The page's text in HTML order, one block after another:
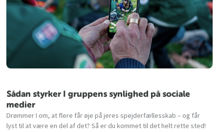
Sådan styrker I gruppens synlighed på sociale
medier
Drømmer I om, at flere får øje på jeres spejderfællesskab – og får
lyst til at være en del af det? Så er du kommet til det helt rette sted!